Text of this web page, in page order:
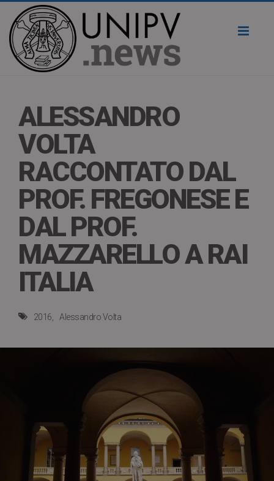
ALESSANDRO
VOLTA
RACCONTATO DAL
PROF. FREGONESE E
DAL PROF.
MAZZARELLO A RAI
ITALIA
2016 Alessandro Volta